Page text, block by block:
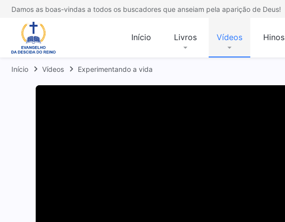
Damos as boas-vindas a todos os buscadores que anseiam pela aparição de Deus!
Início Livros Vídeos Hinos
Início Vídeos Experimentando a vida